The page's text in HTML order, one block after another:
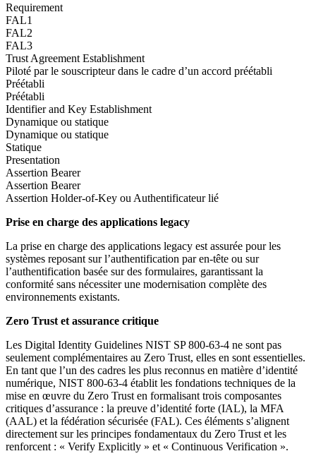
Requirement
FAL1
FAL2
FAL3
Trust Agreement Establishment
Piloté par le souscripteur dans le cadre d’un accord préétabli
Préétabli
Préétabli
Identifier and Key Establishment
Dynamique ou statique
Dynamique ou statique
Statique
Presentation
Assertion Bearer
Assertion Bearer
Assertion Holder-of-Key ou Authentificateur lié
Prise en charge des applications legacy
La prise en charge des applications legacy est assurée pour les
systèmes reposant sur l’authentification par en-tête ou sur
l’authentification basée sur des formulaires, garantissant la
conformité sans nécessiter une modernisation complète des
environnements existants.
Zero Trust et assurance critique
Les Digital Identity Guidelines NIST SP 800-63-4 ne sont pas
seulement complémentaires au Zero Trust, elles en sont essentielles.
En tant que l’un des cadres les plus reconnus en matière d’identité
numérique, NIST 800-63-4 établit les fondations techniques de la
mise en œuvre du Zero Trust en formalisant trois composantes
critiques d’assurance : la preuve d’identité forte (IAL), la MFA
(AAL) et la fédération sécurisée (FAL). Ces éléments s’alignent
directement sur les principes fondamentaux du Zero Trust et les
renforcent : « Verify Explicitly » et « Continuous Verification ».